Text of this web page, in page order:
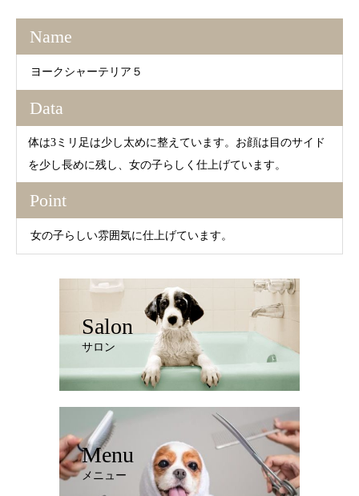
Name
ヨークシャーテリア５
Data
体は3ミリ足は少し太めに整えています。お顔は目のサイド
を少し長めに残し、女の子らしく仕上げています。
Point
女の子らしい雰囲気に仕上げています。
Salon
サロン
Menu
メニュー